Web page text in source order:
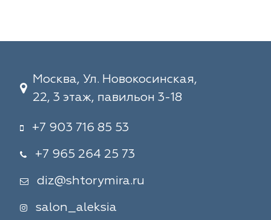
Москва, Ул. Новокосинская,
22, 3 этаж, павильон 3-18
+7 903 716 85 53
+7 965 264 25 73
diz@shtorymira.ru
salon_aleksia